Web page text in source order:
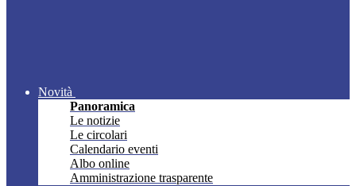
Novità
Panoramica
Le notizie
Le circolari
Calendario eventi
Albo online
Amministrazione trasparente